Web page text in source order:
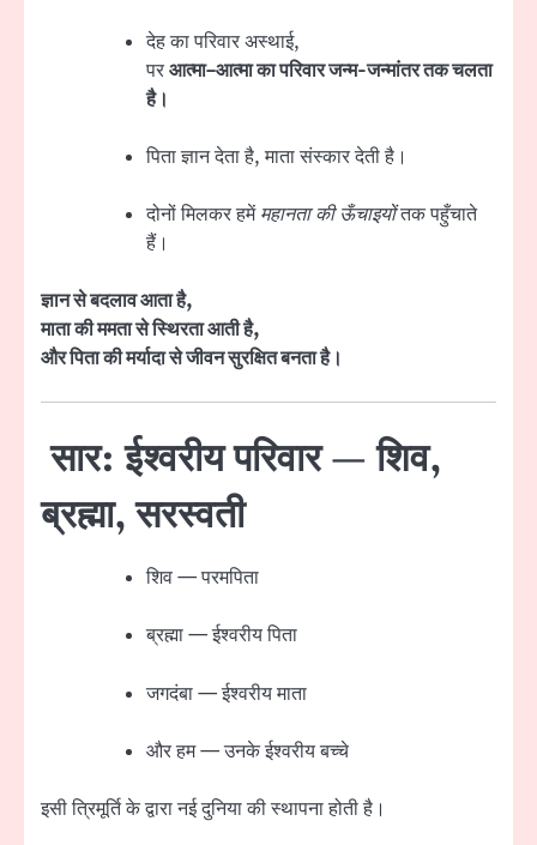
देह का परिवार अस्थाई,
परआत्मा–आत्मा का परिवार जन्म-जन्मांतर तक चलता
है।
पिता ज्ञान देता है, माता संस्कार देती है।
दोनों मिलकर हमेंमहानता की ऊँचाइयोंतक पहुँचाते
हैं।
ज्ञान से बदलाव आता है,
माता की ममता से स्थिरता आती है,
और पिता की मर्यादा से जीवन सुरक्षित बनता है।
सार: ईश्वरीय परिवार — शिव,
ब्रह्मा, सरस्वती
शिव — परमपिता
ब्रह्मा — ईश्वरीय पिता
जगदंबा — ईश्वरीय माता
और हम — उनके ईश्वरीय बच्चे
इसी त्रिमूर्ति के द्वारा नई दुनिया की स्थापना होती है।